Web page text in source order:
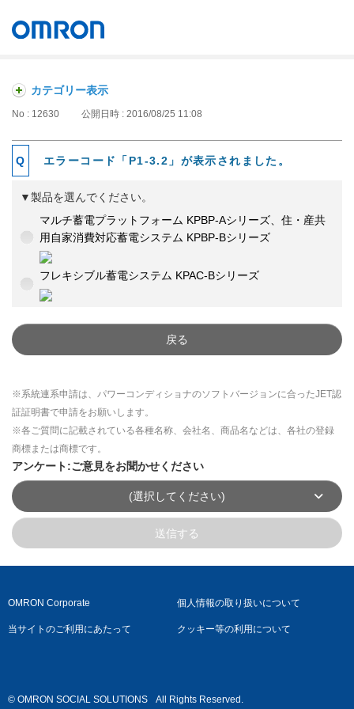
カテゴリー表示
No : 12630 公開日時 : 2016/08/25 11:08
エラーコード「P1-3.2」が表示されました。
▼製品を選んでください。
マルチ蓄電プラットフォーム KPBP-Aシリーズ、住・産共
用自家消費対応蓄電システム KPBP-Bシリーズ
フレキシブル蓄電システム KPAC-Bシリーズ
戻る
※系統連系申請は、パワーコンディショナのソフトバージョンに合ったJET認
証証明書で申請をお願いします。
※各ご質問に記載されている各種名称、会社名、商品名などは、各社の登録
商標または商標です。
アンケート:ご意見をお聞かせください
(選択してください)
送信する
OMRON Corporate 個人情報の取り扱いについて
当サイトのご利用にあたって クッキー等の利用について
© OMRON SOCIAL SOLUTIONS All Rights Reserved.